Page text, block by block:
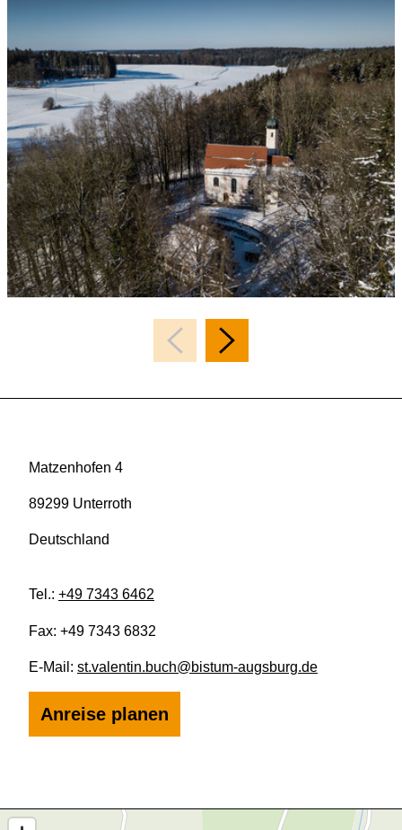
Matzenhofen 4
89299 Unterroth
Deutschland
Tel.: +49 7343 6462
Fax: +49 7343 6832
E-Mail: st.valentin.buch@bistum-augsburg.de
Anreise planen